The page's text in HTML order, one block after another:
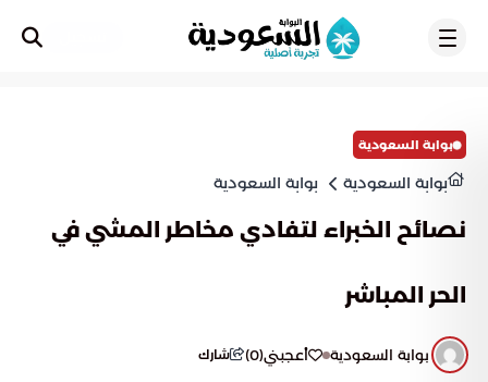
بوابة السعودية
بوابة السعودية بوابة السعودية
نصائح الخبراء لتفادي مخاطر المشي في
الحر المباشر
بوابة السعودية أعجبني(
0
) شارك